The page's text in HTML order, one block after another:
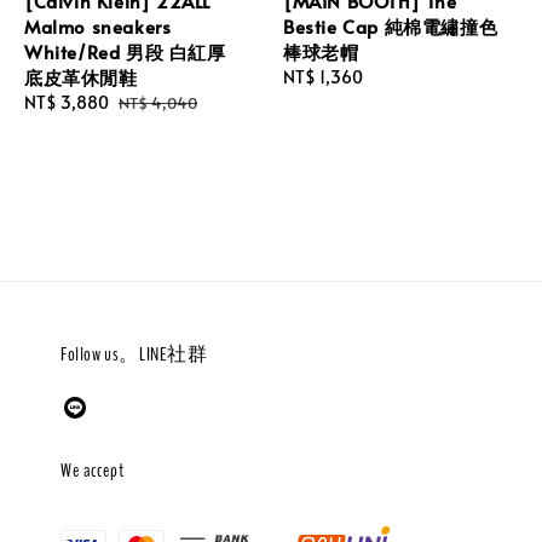
Malmo sneakers
White/Red 男段 白紅厚
底皮革休閒鞋
Sale
NT$ 3,880 Regular
NT$ 4,040
Bestie Cap 純棉電繡撞色
棒球老帽
Regular
NT$ 1,360
Follow us。LINE社群
We accept